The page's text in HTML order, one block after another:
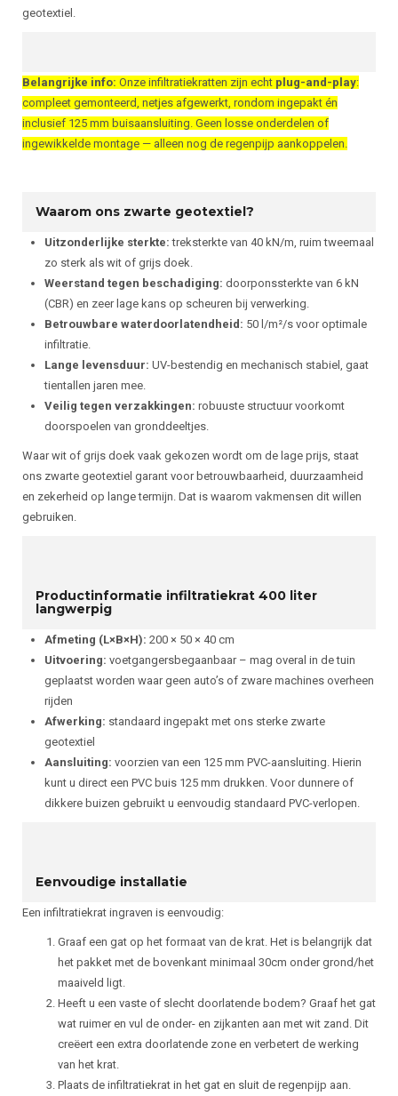
geotextiel.
Belangrijke info: Onze infiltratiekratten zijn echt plug-and-play:
compleet gemonteerd, netjes afgewerkt, rondom ingepakt én
inclusief 125 mm buisaansluiting. Geen losse onderdelen of
ingewikkelde montage — alleen nog de regenpijp aankoppelen.
Waarom ons zwarte geotextiel?
Uitzonderlijke sterkte: treksterkte van 40 kN/m, ruim tweemaal
zo sterk als wit of grijs doek.
Weerstand tegen beschadiging: doorponssterkte van 6 kN
(CBR) en zeer lage kans op scheuren bij verwerking.
Betrouwbare waterdoorlatendheid: 50 l/m²/s voor optimale
infiltratie.
Lange levensduur: UV-bestendig en mechanisch stabiel, gaat
tientallen jaren mee.
Veilig tegen verzakkingen: robuuste structuur voorkomt
doorspoelen van gronddeeltjes.
Waar wit of grijs doek vaak gekozen wordt om de lage prijs, staat
ons zwarte geotextiel garant voor betrouwbaarheid, duurzaamheid
en zekerheid op lange termijn. Dat is waarom vakmensen dit willen
gebruiken.
Productinformatie infiltratiekrat 400 liter
langwerpig
Afmeting (L×B×H): 200 × 50 × 40 cm
Uitvoering: voetgangersbegaanbaar – mag overal in de tuin
geplaatst worden waar geen auto’s of zware machines overheen
rijden
Afwerking: standaard ingepakt met ons sterke zwarte
geotextiel
Aansluiting: voorzien van een 125 mm PVC-aansluiting. Hierin
kunt u direct een PVC buis 125 mm drukken. Voor dunnere of
dikkere buizen gebruikt u eenvoudig standaard PVC-verlopen.
Eenvoudige installatie
Een infiltratiekrat ingraven is eenvoudig:
Graaf een gat op het formaat van de krat. Het is belangrijk dat
het pakket met de bovenkant minimaal 30cm onder grond/het
maaiveld ligt.
Heeft u een vaste of slecht doorlatende bodem? Graaf het gat
wat ruimer en vul de onder- en zijkanten aan met wit zand. Dit
creëert een extra doorlatende zone en verbetert de werking
van het krat.
Plaats de infiltratiekrat in het gat en sluit de regenpijp aan.